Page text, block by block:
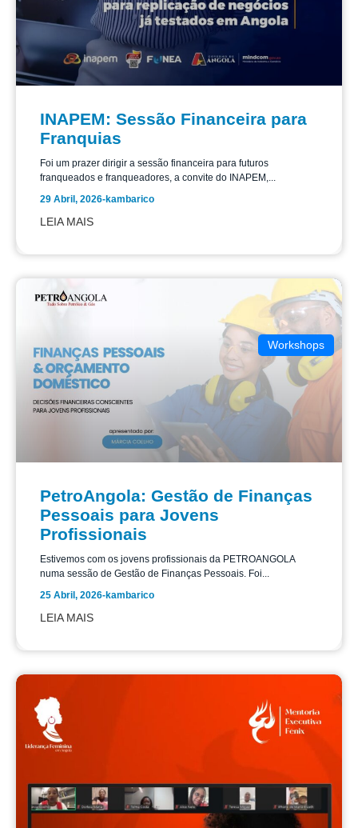
INAPEM: Sessão Financeira para
Franquias
Foi um prazer dirigir a sessão financeira para futuros
franqueados e franqueadores, a convite do INAPEM,...
29 Abril, 2026-kambarico
LEIA MAIS
Workshops
PetroAngola: Gestão de Finanças
Pessoais para Jovens
Profissionais
Estivemos com os jovens profissionais da PETROANGOLA
numa sessão de Gestão de Finanças Pessoais. Foi...
25 Abril, 2026-kambarico
LEIA MAIS